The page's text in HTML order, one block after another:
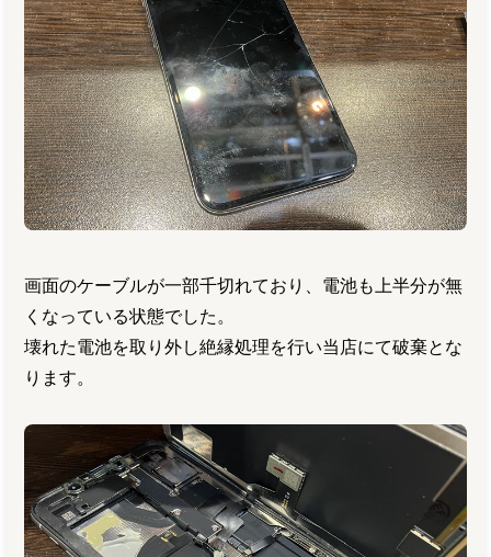
画面のケーブルが一部千切れており、電池も上半分が無
くなっている状態でした。
壊れた電池を取り外し絶縁処理を行い当店にて破棄とな
ります。